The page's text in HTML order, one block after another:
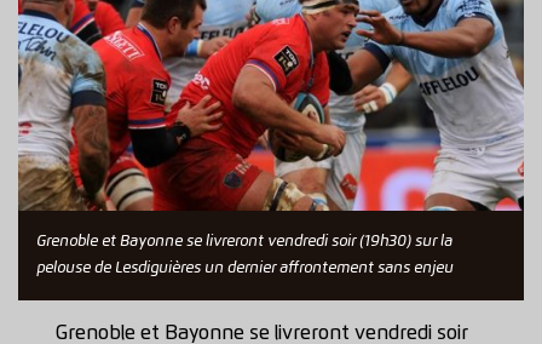
Grenoble et Bayonne se livreront vendredi soir (19h30) sur la
pelouse de Lesdiguières un dernier affrontement sans enjeu
Grenoble et Bayonne se livreront vendredi soir